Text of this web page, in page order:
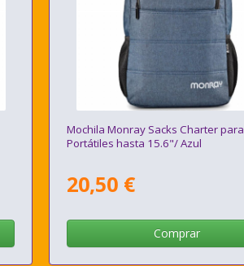
Mochila Monray Sacks Charter para
Portátiles hasta 15.6"/ Azul
20,50 €
Comprar